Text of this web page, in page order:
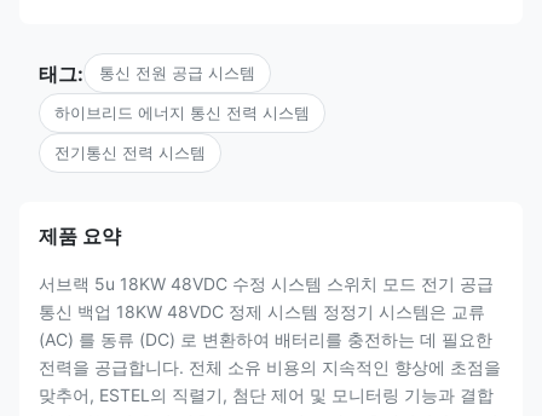
태그: 통신 전원 공급 시스템
하이브리드 에너지 통신 전력 시스템
전기통신 전력 시스템
제품 요약
서브랙 5u 18KW 48VDC 수정 시스템 스위치 모드 전기 공급
통신 백업 18KW 48VDC 정제 시스템 정정기 시스템은 교류
(AC) 를 동류 (DC) 로 변환하여 배터리를 충전하는 데 필요한
전력을 공급합니다. 전체 소유 비용의 지속적인 향상에 초점을
맞추어, ESTEL의 직렬기, 첨단 제어 및 모니터링 기능과 결합